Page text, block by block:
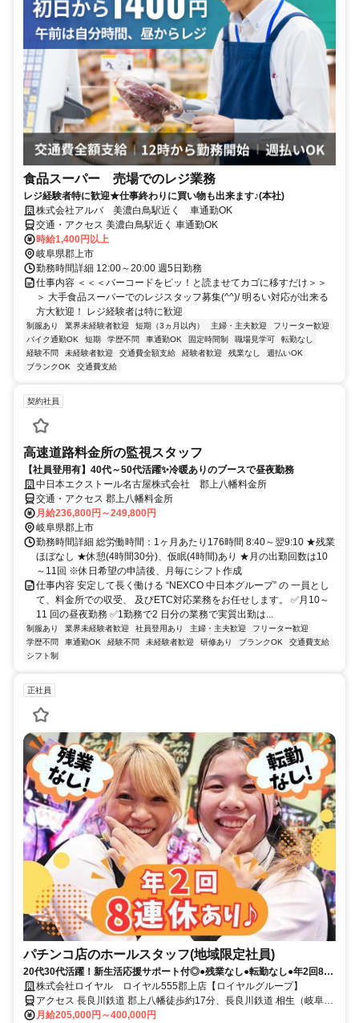
食品スーパー 売場でのレジ業務
レジ経験者特に歓迎★仕事終わりに買い物も出来ます♪(本社)
株式会社アルバ 美濃白鳥駅近く 車通勤OK
交通・アクセス 美濃白鳥駅近く 車通勤OK
時給1,400円以上
岐阜県郡上市
勤務時間詳細 12:00～20:00 週5日勤務
仕事内容 ＜＜＜バーコードをピッ！と読ませてカゴに移すだけ＞＞
＞ 大手食品スーパーでのレジスタッフ募集(^^)/ 明るい対応が出来る
方大歓迎！ レジ経験者は特に歓迎
制服あり 業界未経験者歓迎 短期（3ヵ月以内） 主婦・主夫歓迎
フリーター歓迎
バイク通勤OK
短期 学歴不問 車通勤OK 固定時間制 職場見学可
転勤なし
経験不問
未経験者歓迎 交通費全額支給 経験者歓迎 残業なし
週払いOK
ブランクOK
交通費支給
契約社員
高速道路料金所の監視スタッフ
【社員登用有】40代～50代活躍✨冷暖ありのブースで昼夜勤務
中日本エクストール名古屋株式会社 郡上八幡料金所
交通・アクセス 郡上八幡料金所
月給236,800円～249,800円
岐阜県郡上市
勤務時間詳細 総労働時間：1ヶ月あたり176時間 8:40～翌9:10 ★残業
ほぼなし ★休憩(4時間30分)、仮眠(4時間)あり ★月の出勤回数は10
～11回 ※休日希望の申請後、月毎にシフト作成
仕事内容 安定して⾧く働ける “NEXCO 中日本グループ” の 一員とし
て、料金所での収受、 及びETC対応業務をお任せします。 ✅月10～
11 回の昼夜勤務 ✅1勤務で2 日分の業務で実質出勤は...
制服あり 業界未経験者歓迎 社員登用あり 主婦・主夫歓迎
フリーター歓迎
学歴不問
車通勤OK 経験不問 未経験者歓迎 研修あり ブランクOK
交通費支給
シフト制
正社員
パチンコ店のホールスタッフ(地域限定社員)
20代30代活躍！新生活応援サポート付◎●残業なし●転勤なし●年2回8連
休●髪色・ネイル自由
株式会社ロイヤル ロイヤル555郡上店【ロイヤルグループ】
アクセス 長良川鉄道 郡上八幡徒歩約17分、長良川鉄道 相生（岐阜
県）徒歩約37分、長良川鉄道 自然園前徒歩約67分
月給205,000円～400,000円